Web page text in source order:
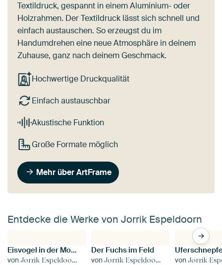
Textildruck, gespannt in einem Aluminium- oder
Holzrahmen. Der Textildruck lässt sich schnell und
einfach austauschen. So erzeugst du im
Handumdrehen eine neue Atmosphäre in deinem
Zuhause, ganz nach deinem Geschmack.
Hochwertige Druckqualität
Einfach austauschbar
Akustische Funktion
Große Formate möglich
Mehr über ArtFrame
Entdecke die Werke von Jorrik Espeldoorn
Eisvogel in der Morgenstille
vonJorrik Espeldoorn
Der Fuchs im Feld
vonJorrik Espeldoorn vonJorrik